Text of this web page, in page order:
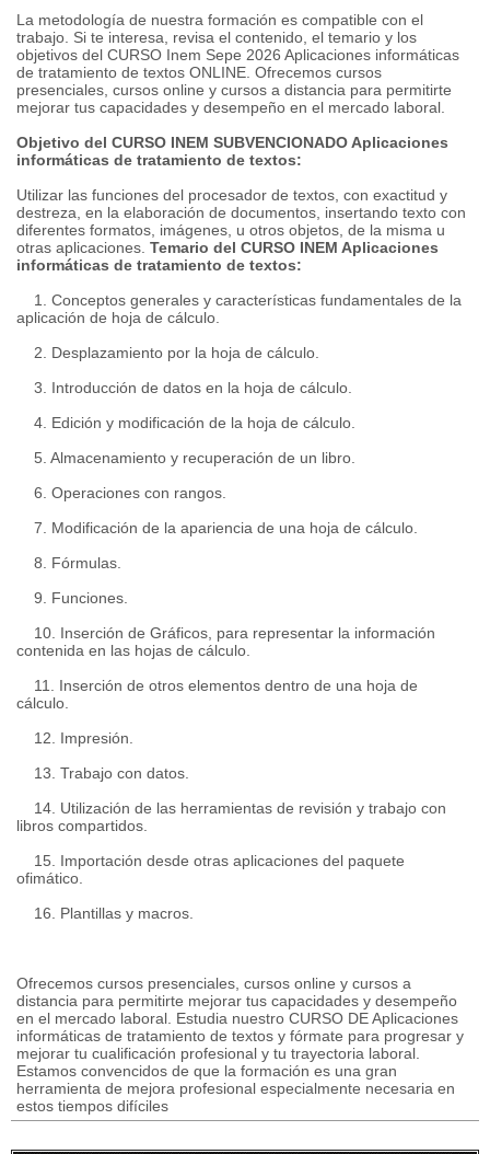
La metodología de nuestra formación es compatible con el
trabajo. Si te interesa, revisa el contenido, el temario y los
objetivos del CURSO Inem Sepe 2026 Aplicaciones informáticas
de tratamiento de textos ONLINE. Ofrecemos cursos
presenciales, cursos online y cursos a distancia para permitirte
mejorar tus capacidades y desempeño en el mercado laboral.
Objetivo del CURSO INEM SUBVENCIONADO Aplicaciones
informáticas de tratamiento de textos:
Utilizar las funciones del procesador de textos, con exactitud y
destreza, en la elaboración de documentos, insertando texto con
diferentes formatos, imágenes, u otros objetos, de la misma u
otras aplicaciones. Temario del CURSO INEM Aplicaciones
informáticas de tratamiento de textos:
1. Conceptos generales y características fundamentales de la
aplicación de hoja de cálculo.
2. Desplazamiento por la hoja de cálculo.
3. Introducción de datos en la hoja de cálculo.
4. Edición y modificación de la hoja de cálculo.
5. Almacenamiento y recuperación de un libro.
6. Operaciones con rangos.
7. Modificación de la apariencia de una hoja de cálculo.
8. Fórmulas.
9. Funciones.
10. Inserción de Gráficos, para representar la información
contenida en las hojas de cálculo.
11. Inserción de otros elementos dentro de una hoja de
cálculo.
12. Impresión.
13. Trabajo con datos.
14. Utilización de las herramientas de revisión y trabajo con
libros compartidos.
15. Importación desde otras aplicaciones del paquete
ofimático.
16. Plantillas y macros.
Ofrecemos cursos presenciales, cursos online y cursos a
distancia para permitirte mejorar tus capacidades y desempeño
en el mercado laboral. Estudia nuestro CURSO DE Aplicaciones
informáticas de tratamiento de textos y fórmate para progresar y
mejorar tu cualificación profesional y tu trayectoria laboral.
Estamos convencidos de que la formación es una gran
herramienta de mejora profesional especialmente necesaria en
estos tiempos difíciles